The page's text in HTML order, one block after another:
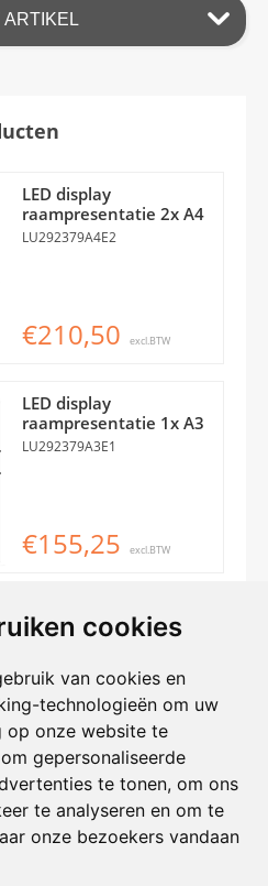
cookies
van cookies en
technologieën om uw
op onze website te
gepersonaliseerde
te tonen, om ons
te analyseren en om te
onze bezoekers vandaan
ARTIKEL
LED display
raampresentatie 2x A4
LU292379A4E2
€210,50 excl.BTW
LED display
raampresentatie 1x A3
LU292379A3E1
€155,25 excl.BTW
online
4
Nederland
618 121
vr 09:00-17:00 uur